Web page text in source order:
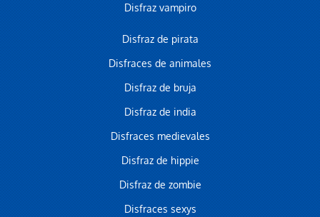
Disfraz vampiro
Disfraz de pirata
Disfraces de animales
Disfraz de bruja
Disfraz de india
Disfraces medievales
Disfraz de hippie
Disfraz de zombie
Disfraces sexys